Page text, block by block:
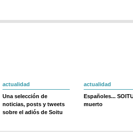
actualidad
Una selección de
noticias, posts y tweets
sobre el adiós de Soitu
actualidad
Españoles...
muerto